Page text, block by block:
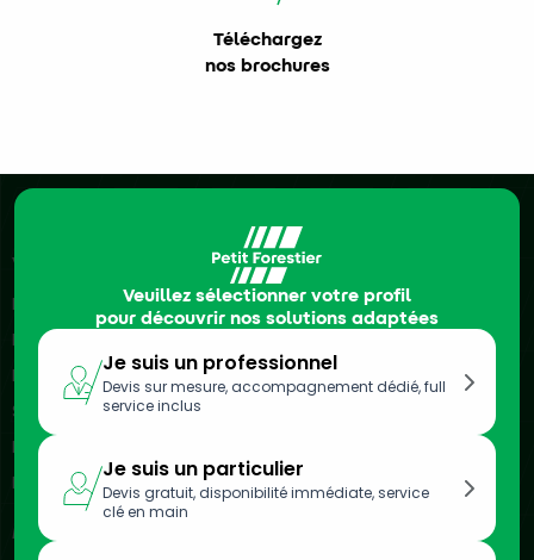
Téléchargez
nos brochures
Veuillez sélectionner votre profil
pour découvrir nos solutions adaptées
Je suis un professionnel
Devis sur mesure, accompagnement dédié, full
service inclus
Je suis un particulier
Devis gratuit, disponibilité immédiate, service
clé en main
Véhicules frigorifiques
Location de camions frigorifiques
Location de véhicules frigorifiques
Location de remorques frigorifiques
Semi-remorques frigorifiques
Location de camionnettes frigorifiques
Location d’utilitaires frigorifiques
Meubles réfrigérés